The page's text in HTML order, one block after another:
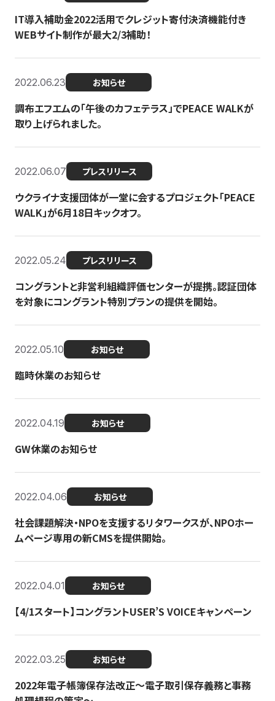
IT導入補助金2022活用でクレジット寄付決済機能付き
WEBサイト制作が最大2/3補助！
2022.06.23 お知らせ
調布エフエムの「午後のカフェテラス」でPEACE WALKが
取り上げられました。
2022.06.07 プレスリリース
ウクライナ支援団体が一堂に会するプロジェクト「PEACE
WALK」が6月18日キックオフ。
2022.05.24 プレスリリース
コングラントと非営利組織評価センターが提携。認証団体
を対象にコングラント特別プランの提供を開始。
2022.05.10 お知らせ
臨時休業のお知らせ
2022.04.19 お知らせ
GW休業のお知らせ
2022.04.06 お知らせ
社会課題解決・NPOを支援するリタワークスが、NPOホー
ムページ専用の新CMSを提供開始。
2022.04.01 お知らせ
【4/1スタート】コングラントUSER’S VOICEキャンペーン
2022.03.25 お知らせ
2022年電子帳簿保存法改正～電子取引保存義務と事務